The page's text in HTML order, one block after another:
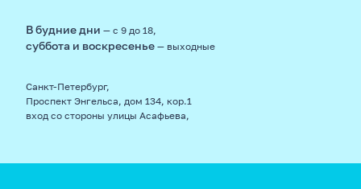
В будние дни — с 9 до 18,
суббота и воскресенье — выходные
Санкт-Петербург,
Проспект Энгельса, дом 134, кор.1
вход со стороны улицы Асафьева,